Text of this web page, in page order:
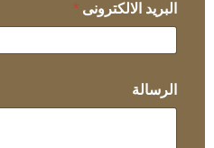
ل
ا
ت
ر
و
البريد الالكترونى *
الرسالة